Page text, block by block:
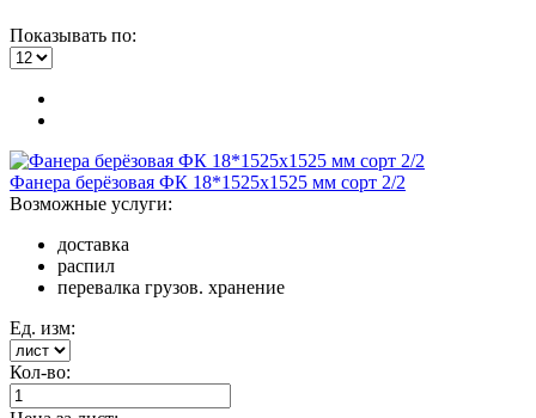
Показывать по:
Фанера берёзовая ФК 18*1525x1525 мм сорт 2/2
Возможные услуги:
доставка
распил
перевалка грузов. хранение
Ед. изм:
Кол-во: